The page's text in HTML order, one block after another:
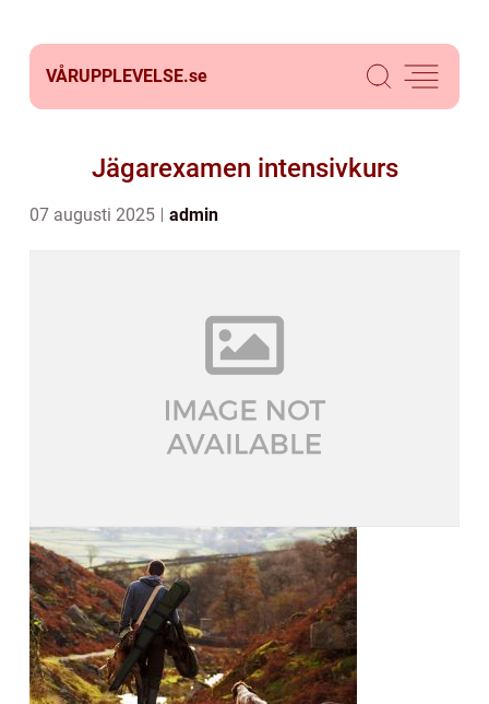
VÅRUPPLEVELSE.se
Jägarexamen intensivkurs
07 augusti 2025 admin